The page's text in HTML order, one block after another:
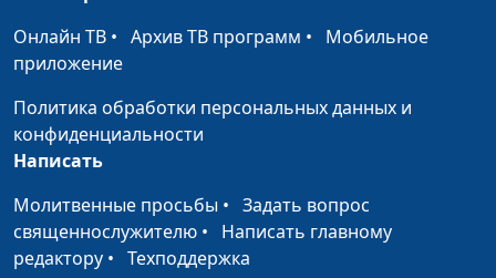
Опасные практики.
Карма и христианство
Говядникова,
Опасные практики.
Философии индуизма в
и социальных наук
Одолевает ли сатана
Онлайн ТВ • Архив ТВ программ • Мобильное
приложение
Политика обработки персональных данных и
конфиденциальности
Написать
Молитвенные просьбы • Задать вопрос
священнослужителю • Написать главному
редактору • Техподдержка